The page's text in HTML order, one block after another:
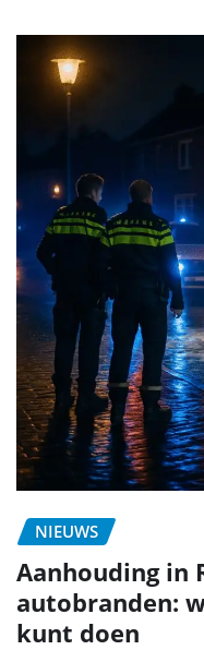
NIEUWS
Aanhouding in
autobranden:
kunt doen